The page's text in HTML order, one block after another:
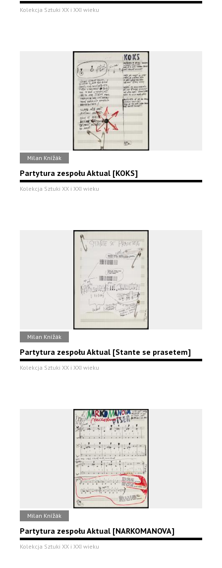
Kolekcja Sztuki XX i XXI wieku
Milan Knížák
Partytura zespołu Aktual [KOKS]
Kolekcja Sztuki XX i XXI wieku
Milan Knížák
Partytura zespołu Aktual [Stante se prasetem]
Kolekcja Sztuki XX i XXI wieku
Milan Knížák
Partytura zespołu Aktual [NARKOMANOVA]
Kolekcja Sztuki XX i XXI wieku